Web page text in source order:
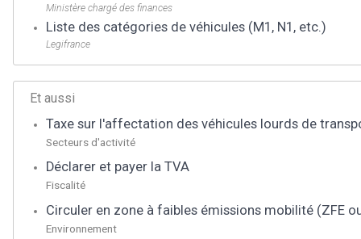
Ministère chargé des finances
Liste des catégories de véhicules (M1, N1, etc.)
Legifrance
Et aussi
Taxe sur l'affectation des véhicules lourds de
Secteurs d'activité
Déclarer et payer la TVA
Fiscalité
Circuler en zone à faibles émissions mobilité (ZFE
Environnement